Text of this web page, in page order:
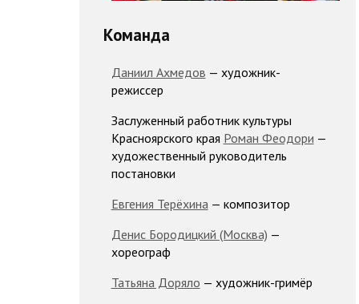
Команда
Даниил Ахмедов — художник-
режиссер
Заслуженный работник культуры
Красноярского края Роман Феодори —
художественный руководитель
постановки
Евгения Терёхина— композитор
Денис Бородицкий (Москва) —
хореограф
Татьяна Доряло — художник-гримёр